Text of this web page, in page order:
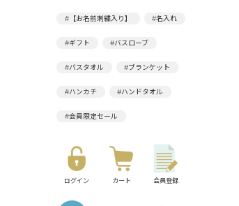
#【お名前刺繍入り】 #名入れ
#ギフト #バスローブ
#バスタオル #ブランケット
#ハンカチ #ハンドタオル
#会員限定セール
ログイン カート 会員登録